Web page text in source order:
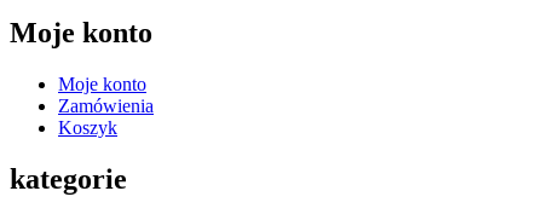
Moje konto
Moje konto
Zamówienia
Koszyk
kategorie